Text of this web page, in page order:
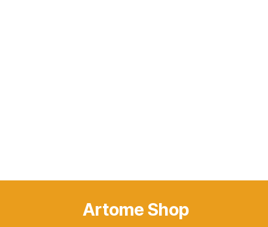
Artome Shop